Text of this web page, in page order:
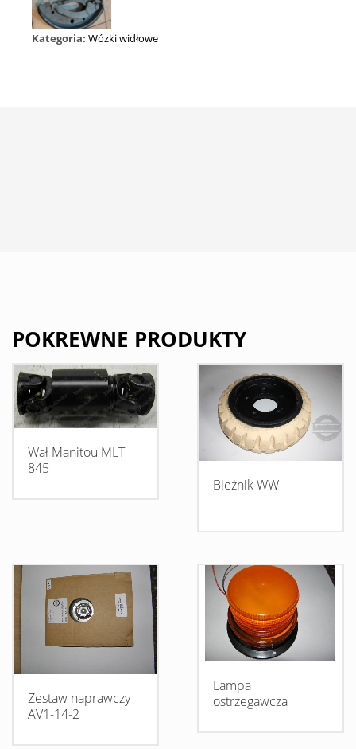
Kategoria: Wózki widłowe
POKREWNE PRODUKTY
Wał Manitou MLT
845
Bieżnik WW
Zestaw naprawczy
AV1-14-2
Lampa
ostrzegawcza